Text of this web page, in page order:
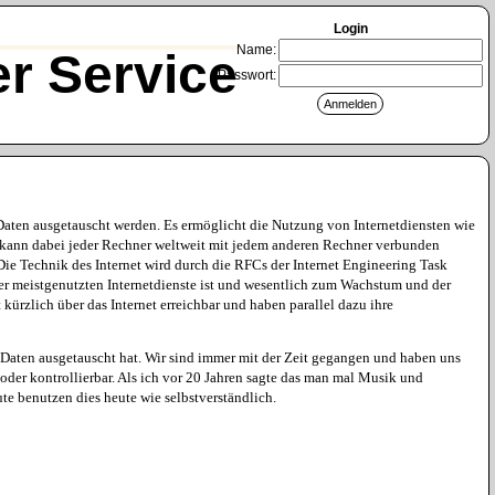
Service
Login
Name:
Passwort:
ausgetauscht werden. Es ermöglicht die Nutzung von Internetdiensten wie
dabei jeder Rechner weltweit mit jedem anderen Rechner verbunden
Technik des Internet wird durch die RFCs der Internet Engineering Task
meistgenutzten Internetdienste ist und wesentlich zum Wachstum und der
über das Internet erreichbar und haben parallel dazu ihre
ausgetauscht hat. Wir sind immer mit der Zeit gegangen und haben uns
kontrollierbar. Als ich vor 20 Jahren sagte das man mal Musik und
benutzen dies heute wie selbstverständlich.